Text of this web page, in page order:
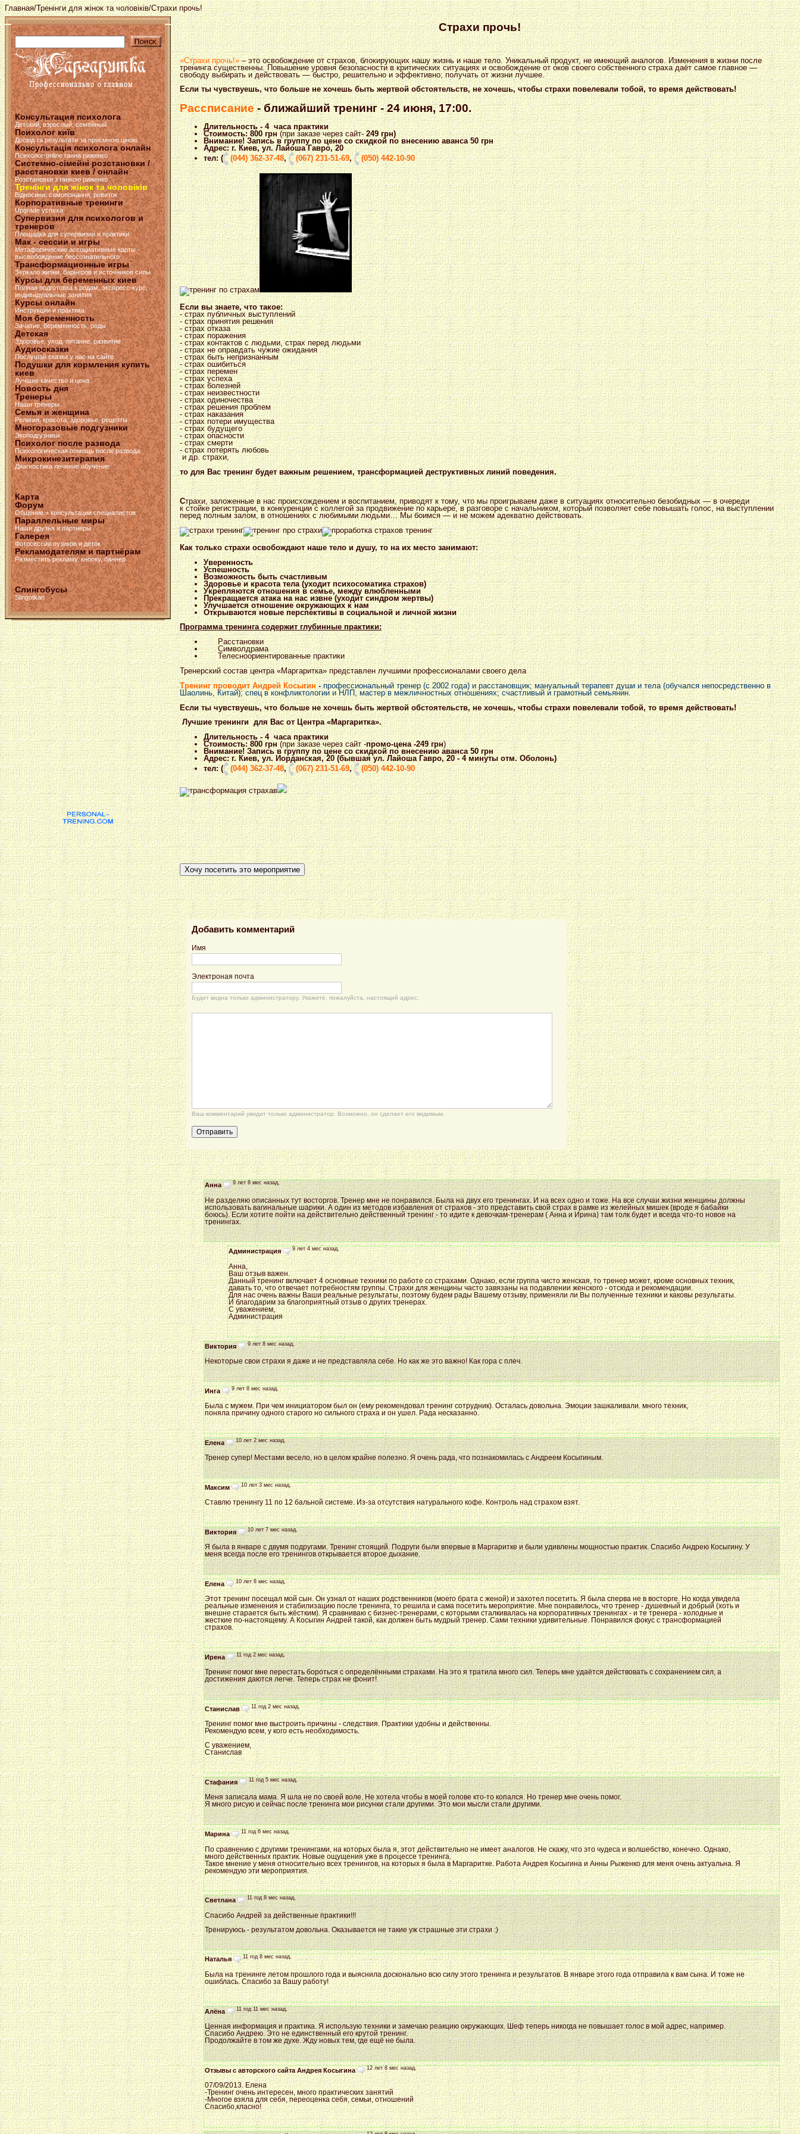
Главная/Тренінги для жінок та чоловіків/Страхи прочь!
Консультация психолога
Детский, взрослый, семейный
Психолог київ
Досвід та результати за приємною ціною
Консультація психолога онлайн
Психолог-online ганна риженко
Системно-сімейні розстановки /
расстановки киев / онлайн
Розстановки з ганною риженко
Тренінги для жінок та чоловіків
Відносини, самопізнання, ровиток
Корпоративные тренинги
Upgrade успеха
Супервизия для психологов и
тренеров
Площадка для супервизии и практики
Мак - сессии и игры
Метафорические ассоциативные карты -
высвобождение бессознательного
Трансформационные игры
Зеркало жизни, барьеров и источников силы
Курсы для беременных киев
Полная подготовка к родам, экспресс-курс,
индивидуальные занятия
Курсы онлайн
Инструкции и практика
Моя беременность
Зачатие, беременность, роды
Детская
Здоровье, уход, питание, развитие
Аудиосказки
Послушай сказки у нас на сайте
Подушки для кормления купить
киев
Лучшие качество и цена
Новость дня
Тренеры
Наши тренеры
Семья и женщина
Религия, красота, здоровье, рецепты
Многоразовые подгузники
Экоподгузники
Психолог после развода
Психологическая помощь после развода
Микрокинезитерапия
Диагностика лечение обучение
Карта
Форум
Общение + консультации специалистов
Параллельные миры
Наши друзья и партнёры
Галерея
Фотосессии пузиков и деток
Рекламодателям и партнёрам
Разместить рекламу, кнопку, баннер
Слингобусы
Slingotkan
Страхи прочь!
«Страхи прочь!»– это освобождение от страхов, блокирующих нашу жизнь и наше тело. Уникальный продукт, не имеющий аналогов. Изменения в жизни после
тренинга существенны. Повышение уровня безопасности в критических ситуациях и освобождение от оков своего собственного страха даёт самое главное —
свободу выбирать и действовать — быстро, решительно и эффективно; получать от жизни лучшее.
Если ты чувствуешь, что больше не хочешь быть жертвой обстоятельств, не хочешь, чтобы страхи повелевали тобой, то время действовать!
Рассписание- ближайший тренинг - 24 июня, 17:00.
Длительность - 4 часа практики
Стоимость: 800 грн(при заказе через сайт-249 грн)
Внимание! Запись в группу по цене со скидкой по внесению аванса 50 грн
Адрес: г. Киев, ул. Лайоша Гавро, 20
тел: (
(044) 362-37-48, (067) 231-51-69, (050) 442-10-90
Если вы знаете, что такое:
- страх публичных выступлений
- страх принятия решения
- страх отказа
- страх поражения
- страх контактов с людьми, страх перед людьми
- страх не оправдать чужие ожидания
- страх быть непризнанным
- страх ошибиться
- страх перемен
- страх успеха
- страх болезней
- страх неизвестности
- страх одиночества
- страх решения проблем
- страх наказания
- страх потери имущества
- страх будущего
- страх опасности
- страх смерти
- страх потерять любовь
и др. страхи,
то для Вас тренинг будет важным решением, трансформацией деструктивных линий поведения.
Страхи, заложенные в нас происхождением и воспитанием, приводят к тому, что мы проигрываем даже в ситуациях относительно безобидных — в очереди
к стойке регистрации, в конкуренции с коллегой за продвижение по карьере, в разговоре с начальником, который позволяет себе повышать голос, на выступлении
перед полным залом, в отношениях с любимыми людьми… Мы боимся — и не можем адекватно действовать.
Как только страхи освобождают наше тело и душу, то на их место занимают:
Уверенность
Успешность
Возможность быть счастливым
Здоровье и красота тела (уходит психосоматика страхов)
Укрепляются отношения в семье, между влюбленными
Прекращается атака на нас извне (уходит синдром жертвы)
Улучшается отношение окружающих к нам
Открываются новые перспективы в социальной и личной жизни
Программа тренинга содержит глубинные практики:
Расстановки
Символдрама
Телесноориентированные практики
Тренерский состав центра «Маргаритка» представлен лучшими профессионалами своего дела
Тренинг проводит Андрей Косыгин- профессиональный тренер (с 2002 года) и расстановщик; мануальный терапевт души и тела (обучался непосредственно в
Шаолинь, Китай); спец в конфликтологии и НЛП, мастер в межличностных отношениях; счастливый и грамотный семьянин.
Если ты чувствуешь, что больше не хочешь быть жертвой обстоятельств, не хочешь, чтобы страхи повелевали тобой, то время действовать!
Лучшие тренинги для Вас от Центра «Маргаритка».
Длительность - 4 часа практики
Стоимость: 800 грн(при заказе через сайт -промо-цена -249 грн)
Внимание! Запись в группу по цене со скидкой по внесению аванса 50 грн
Адрес: г. Киев, ул. Иорданская, 20 (бывшая ул. Лайоша Гавро, 20 - 4 минуты отм. Оболонь)
тел: (
(044) 362-37-48, (067) 231-51-69, (050) 442-10-90
Хочу посетить это мероприятие
Добавить комментарий
Имя
Электроная почта
Будет видна только администратору. Укажите, пожалуйста, настоящий адрес.
Ваш комментарий увидит только администратор. Возможно, он сделает его видимым.
Анна 9 лет 8 мес назад,
Не разделяю описанных тут восторгов. Тренер мне не понравился. Была на двух его тренингах. И на всех одно и тоже. На все случаи жизни женщины должны
использовать вагинальные шарики. А один из методов избавления от страхов - это представить свой страх в рамке из желейных мишек (вроде я бабайки
боюсь). Если хотите пойти на действительно действенный тренинг - то идите к девочкам-тренерам ( Анна и Ирина) там толк будет и всегда что-то новое на
тренингах.
Администрация 9 лет 4 мес назад,
Анна,
Ваш отзыв важен.
Данный тренинг включает 4 основные техники по работе со страхами. Однако, если группа чисто женская, то тренер может, кроме основных техник,
давать то, что отвечает потребностям группы. Страхи для женщины часто завязаны на подавлении женского - отсюда и рекомендации.
Для нас очень важны Ваши реальные результаты, поэтому будем рады Вашему отзыву, применяли ли Вы полученные техники и каковы результаты.
И благодарим за благоприятный отзыв о других тренерах.
С уважением,
Администрация
Виктория 9 лет 8 мес назад,
Некоторые свои страхи я даже и не представляла себе. Но как же это важно! Как гора с плеч.
Инга 9 лет 8 мес назад,
Была с мужем. При чем инициатором был он (ему рекомендовал тренинг сотрудник). Осталась довольна. Эмоции зашкаливали. много техник,
поняла причину одного старого но сильного страха и он ушел. Рада несказанно.
Елена 10 лет 2 мес назад,
Тренер супер! Местами весело, но в целом крайне полезно. Я очень рада, что познакомилась с Андреем Косыгиным.
Максим 10 лет 3 мес назад,
Ставлю тренингу 11 по 12 бальной системе. Из-за отсутствия натурального кофе. Контроль над страхом взят.
Виктория 10 лет 7 мес назад,
Я была в январе с двумя подругами. Тренинг стоящий. Подруги были впервые в Маргаритке и были удивлены мощностью практик. Спасибо Андрею Косыгину. У
меня всегда после его тренингов открывается второе дыхание.
Елена 10 лет 8 мес назад,
Этот тренинг посещал мой сын. Он узнал от наших родственников (моего брата с женой) и захотел посетить. Я была сперва не в восторге. Но когда увидела
реальные изменения и стабилизацию после тренинга, то решила и сама посетить мероприятие. Мне понравилось, что тренер - душевный и добрый (хоть и
внешне старается быть жёстким). Я сравниваю с бизнес-тренерами, с которыми сталкивалась на корпоративных тренингах - и те тренера - холодные и
жесткие по-настоящему. А Косыгин Андрей такой, как должен быть мудрый тренер. Сами техники удивительные. Понравился фокус с трансформацией
страхов.
Ирена 11 год 2 мес назад,
Тренинг помог мне перестать бороться с определёнными страхами. На это я тратила много сил. Теперь мне удаётся действовать с сохранением сил, а
достижения даются легче. Теперь страх не фонит!
Станислав 11 год 2 мес назад,
Тренинг помог мне выстроить причины - следствия. Практики удобны и действенны.
Рекомендую всем, у кого есть необходимость.
С уважением,
Станислав
Стафания 11 год 5 мес назад,
Меня записала мама. Я шла не по своей воле. Не хотела чтобы в моей голове кто-то копался. Но тренер мне очень помог.
Я много рисую и сейчас после тренинга мои рисунки стали другими. Это мои мысли стали другими.
Марина 11 год 6 мес назад,
По сравнению с другими тренингами, на которых была я, этот действительно не имеет аналогов. Не скажу, что это чудеса и волшебство, конечно. Однако,
много действенных практик. Новые ощущения уже в процессе тренинга.
Такое мнение у меня относительно всех тренингов, на которых я была в Маргаритке. Работа Андрея Косыгина и Анны Рыженко для меня очень актуальна. Я
рекомендую эти мероприятия.
Светлана 11 год 8 мес назад,
Спасибо Андрей за действенные практики!!!
Тренируюсь - результатом довольна. Оказывается не такие уж страшные эти страхи :)
Наталья 11 год 8 мес назад,
Была на тренинге летом прошлого года и выяснила досконально всю силу этого тренинга и результатов. В январе этого года отправила к вам сына. И тоже не
ошиблась. Спасибо за Вашу работу!
Алёна 11 год 11 мес назад,
Ценная информация и практика. Я использую техники и замечаю реакцию окружающих. Шеф теперь никогда не повышает голос в мой адрес, например.
Спасибо Андрею. Это не единственный его крутой тренинг.
Продолжайте в том же духе. Жду новых тем, где ещё не была.
Отзывы с авторского сайта Андрея Косыгина 12 лет 8 мес назад,
07/09/2013. Елена
-Тренинг очень интересен, много практических занятий
-Многое взяла для себя, переоценка себя, семьи, отношений
Спасибо,класно!